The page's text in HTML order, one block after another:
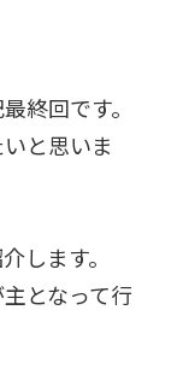
終回です。
と思いま
します。
となって行